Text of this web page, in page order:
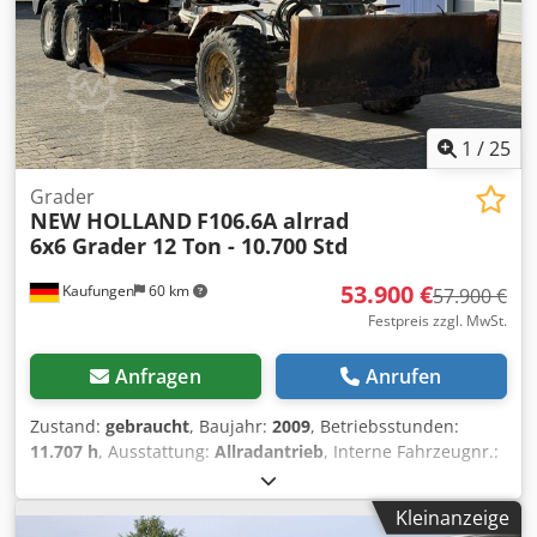
Nutzfahrzeughändler in Deutschland. Wir liefern für Sie
das vollständige Holp Programm! Irrtümer und
Zwischenverkauf vorbehalten! Interne-ID: 501171 = Weitere
Informationen = Neu: Ja Verwendungszweck: Bauwesen
Leergewicht: 570 kg Wenden Sie sich an Marius Herden,
um weitere Informationen zu erhalten.
1 /25
Kaufungen 60 km
Grader
NEW HOLLAND F106.6A alrrad
6x6 Grader 12 Ton - 10.700 Std
53.900 €57.900 €
Festpreis zzgl. MwSt.
Anfragen Anrufen
Zustand: gebraucht, Baujahr: 2009, Betriebsstunden:
11.707 h, Ausstattung: Allradantrieb, Interne Fahrzeugnr.:
G300381 Ab sofort verfügbar auf unserem Hof in
Kaufungen. Mehr INFO unter: ? Luis Lucena ? Viktoria
Sologubova Deutsch New Holland F106.6A 6x6 Allrad-Kleinanzeige